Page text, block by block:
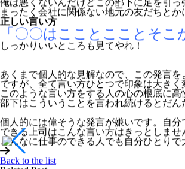
⑤「〇〇には困ったもんだよ」（第三者の
俺は悪くないんだけどこの部下に足を引
まったく会社に関係ない地元の友だちと
正しい言い方
「〇〇はこことこことそ
あくまで個人的な見解なので、この発言
ですが、全て言い方ひとつで印象は大きく
部下はこういうことを言われ続けるとだ
個人的には偉そうな発言が嫌いです。自
できる上司はこんな言い方はきっとしませ
どんなに仕事のできる人でも自分ひとり